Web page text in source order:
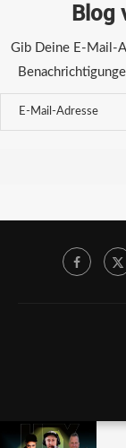
Blog
Gib Deine E-Mail-